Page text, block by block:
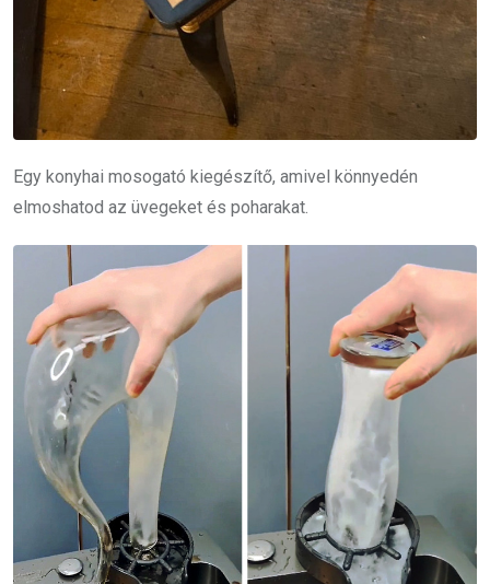
Egy konyhai mosogató kiegészítő, amivel könnyedén
elmoshatod az üvegeket és poharakat.